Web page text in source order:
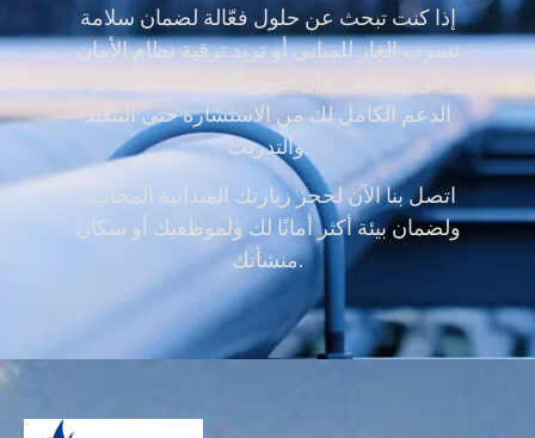
إذا كنت تبحث عن حلول فعّالة لضمان سلامة
تسرب الغاز للمباني أو تريد ترقية نظام الأمان
الدعم الكامل لك من الاستشارة حتى التنفيذ
والتدريب.
اتصل بنا الآن لحجز زيارتك الميدانية المجانية،
ولضمان بيئة أكثر أمانًا لك ولموظفيك أو سكان
منشأتك.